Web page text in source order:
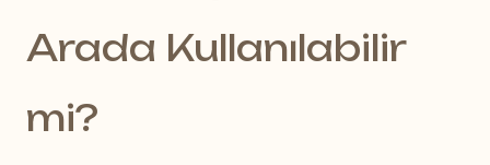
Arada Kullanılabilir
mi?